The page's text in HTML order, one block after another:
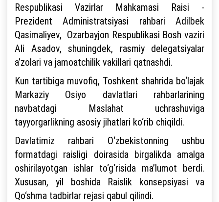
Respublikasi Vazirlar Mahkamasi Raisi -
Prezident Administratsiyasi rahbari Adilbek
Qasimaliyev, Ozarbayjon Respublikasi Bosh vaziri
Ali Asadov, shuningdek, rasmiy delegatsiyalar
a’zolari va jamoatchilik vakillari qatnashdi.
Kun tartibiga muvofiq, Toshkent shahrida bo‘lajak
Markaziy Osiyo davlatlari rahbarlarining
navbatdagi Maslahat uchrashuviga
tayyorgarlikning asosiy jihatlari ko‘rib chiqildi.
Davlatimiz rahbari O‘zbekistonning ushbu
formatdagi raisligi doirasida birgalikda amalga
oshirilayotgan ishlar to‘g‘risida ma’lumot berdi.
Xususan, yil boshida Raislik konsepsiyasi va
Qo‘shma tadbirlar rejasi qabul qilindi.